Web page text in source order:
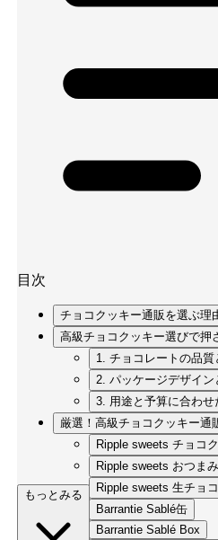
目次
チョコクッキー通販を選ぶ理
高級チョコクッキー選びで押
1. チョコレートの品
2. パッケージデザイ
3. 用途と予算に合わ
厳選！高級チョコクッキー通
Ripple sweets チョコ
Ripple sweets おつま
Ripple sweets 生チョ
Barrantie Sablé缶
Barrantie Sablé Box
もっとみる